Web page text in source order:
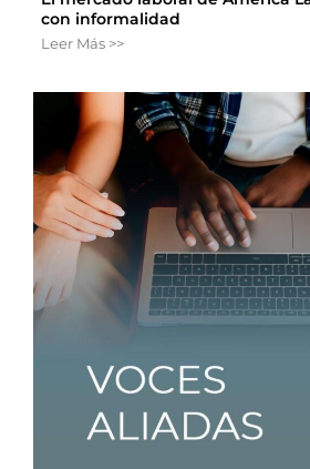
con informalidad
Leer Más >>